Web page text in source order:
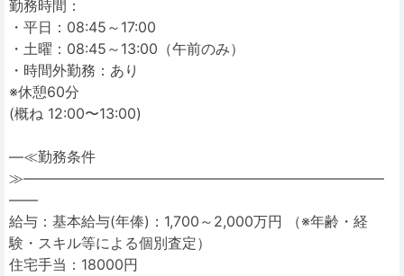
勤務時間：
・平日：08:45～17:00
・土曜：08:45～13:00（午前のみ）
・時間外勤務：あり
※休憩60分
(概ね 12:00〜13:00)
―≪勤務条件
≫―――――――――――――――――――――――――
――
給与：基本給与(年俸)：1,700～2,000万円 （※年齢・経
験・スキル等による個別査定）
住宅手当：18000円